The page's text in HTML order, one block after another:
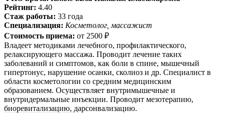
Рейтинг: 4.40
Стаж работы: 33 года
Специализация: Косметолог, массажист
Стоимость приема: от 2500 ₽
Владеет методиками лечебного, профилактического,
релаксирующего массажа. Проводит лечение таких
заболеваний и симптомов, как боли в спине, мышечный
гипертонус, нарушение осанки, сколиоз и др. Специалист в
области косметологии со средним медицинским
образованием. Осуществляет внутримышечные и
внутридермальные инъекции. Проводит мезотерапию,
биоревитализацию, дарсонвализацию.